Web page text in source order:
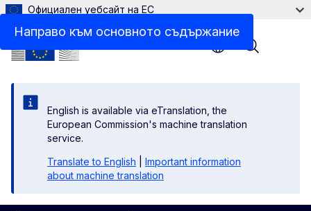
Направо към основното съдържание
Официален уебсайт на ЕС
English is available via eTranslation, the
European Commission's machine translation
service.
Translate to English
Important information
about machine translation
Menu